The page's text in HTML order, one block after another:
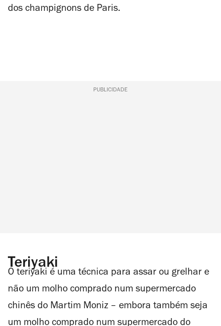
dos champignons de Paris.
PUBLICIDADE
Teriyaki
O teriyaki é uma técnica para assar ou grelhar e
não um molho comprado num supermercado
chinês do Martim Moniz – embora também seja
um molho comprado num supermercado do